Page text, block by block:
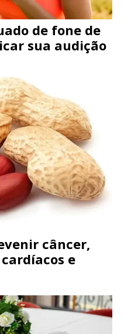
de fone de
sua audição
câncer,
e